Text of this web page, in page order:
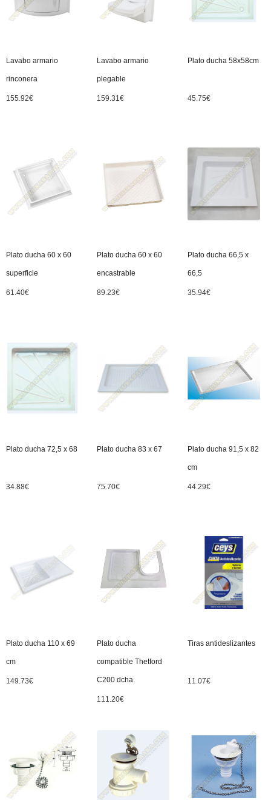
Lavabo armario
rinconera
155.92€
Lavabo armario
plegable
159.31€
Plato ducha 58x58cm
45.75€
Plato ducha 60 x 60
superficie
61.40€
Plato ducha 60 x 60
encastrable
89.23€
Plato ducha 66,5 x
66,5
35.94€
Plato ducha 72,5 x 68
34.88€
Plato ducha 83 x 67
75.70€
Plato ducha 91,5 x 82
cm
44.29€
Plato ducha 110 x 69
cm
149.73€
Plato ducha
compatible Thetford
C200 dcha.
111.20€
Tiras antideslizantes
11.07€